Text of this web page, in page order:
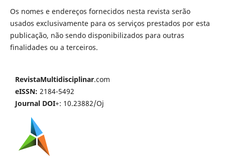
Os nomes e endereços fornecidos nesta revista serão
usados exclusivamente para os serviços prestados por esta
publicação, não sendo disponibilizados para outras
finalidades ou a terceiros.
RevistaMultidisciplinar.com
eISSN: 2184-5492
Journal DOI+: 10.23882/Oj